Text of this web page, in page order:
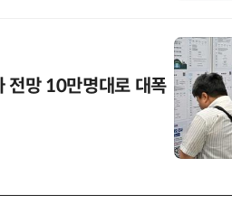
망 10만명대로 대폭